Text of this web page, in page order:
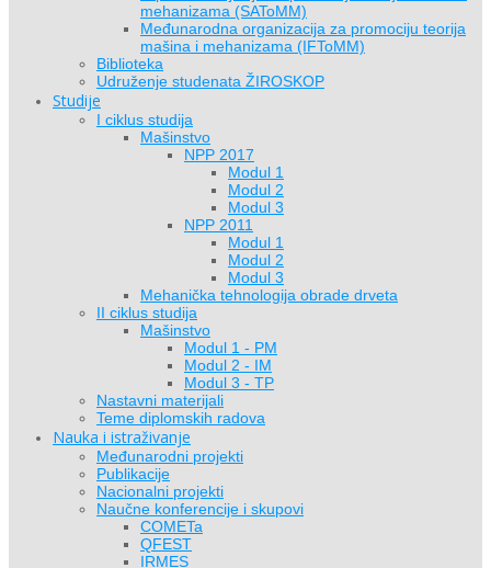
mehanizama (SAToMM)
Međunarodna organizacija za promociju teorija
mašina i mehanizama (IFToMM)
Biblioteka
Udruženje studenata ŽIROSKOP
Studije
I ciklus studija
Mašinstvo
NPP 2017
Modul 1
Modul 2
Modul 3
NPP 2011
Modul 1
Modul 2
Modul 3
Mehanička tehnologija obrade drveta
II ciklus studija
Mašinstvo
Modul 1 - PM
Modul 2 - IM
Modul 3 - TP
Nastavni materijali
Teme diplomskih radova
Nauka i istraživanje
Međunarodni projekti
Publikacije
Nacionalni projekti
Naučne konferencije i skupovi
COMETa
QFEST
IRMES